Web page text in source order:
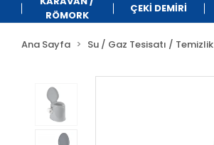
RÖMORK
ÇEKİ DEMİRİ
Ana Sayfa Su / Gaz Tesisatı / Temizlik